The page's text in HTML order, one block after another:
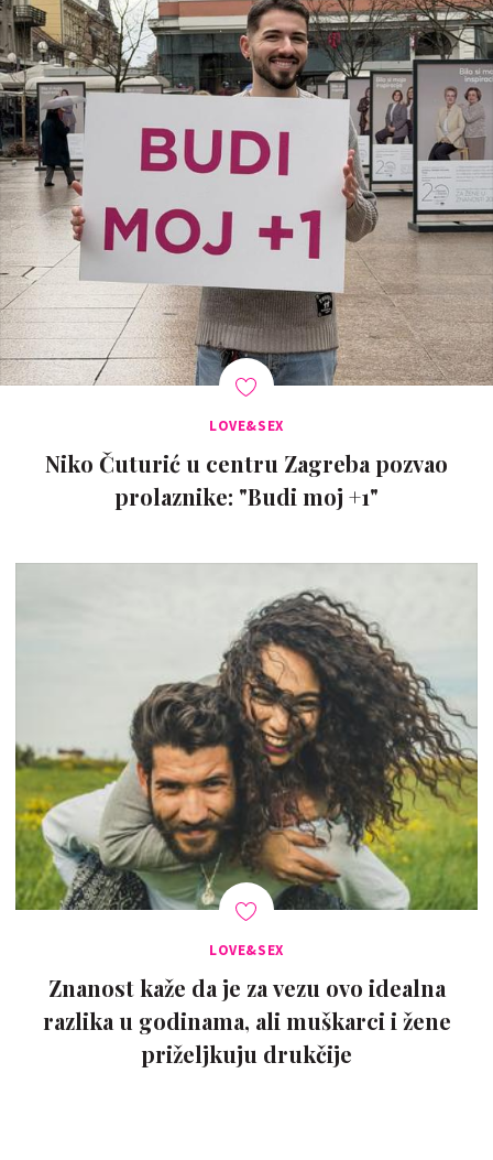
LOVE&SEX
Niko Čuturić u centru Zagreba pozvao
prolaznike: "Budi moj +1"
LOVE&SEX
Znanost kaže da je za vezu ovo idealna
razlika u godinama, ali muškarci i žene
priželjkuju drukčije